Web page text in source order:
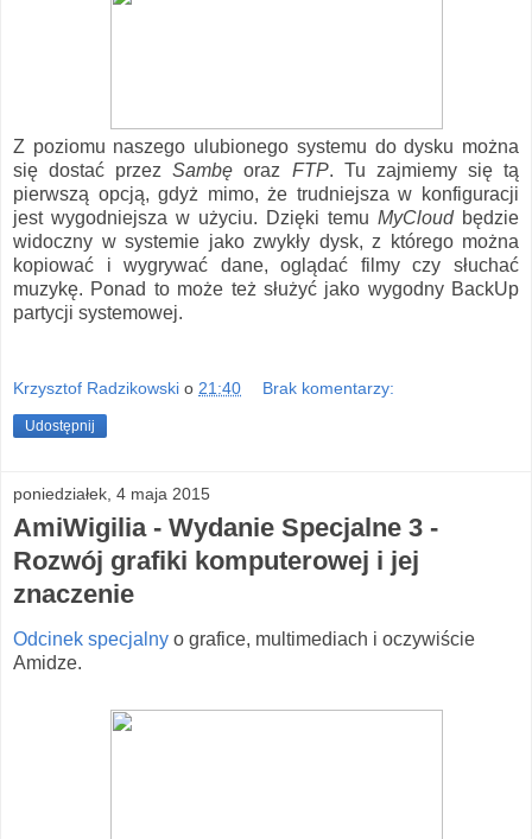
Z poziomu naszego ulubionego systemu do dysku można
się dostać przezSambę oraz FTP. Tu zajmiemy się tą
pierwszą opcją, gdyż mimo, że trudniejsza w konfiguracji
jest wygodniejsza w użyciu. Dzięki temu MyCloudbędzie
widoczny w systemie jako zwykły dysk, z którego można
kopiować i wygrywać dane, oglądać filmy czy słuchać
muzykę. Ponad to może też służyć jako wygodny BackUp
partycji systemowej.
Krzysztof Radzikowski o 21:40 Brak komentarzy:
Udostępnij
poniedziałek, 4 maja 2015
AmiWigilia - Wydanie Specjalne 3 -
Rozwój grafiki komputerowej i jej
znaczenie
Odcinek specjalny o grafice, multimediach i oczywiście
Amidze.